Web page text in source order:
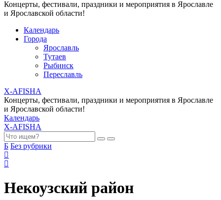
Концерты, фестивали, праздники и мероприятия в Ярославле
и Ярославской области!
Календарь
Города
Ярославль
Тутаев
Рыбинск
Переславль
X-AFISHA
Концерты, фестивали, праздники и мероприятия в Ярославле
и Ярославской области!
Календарь
X-AFISHA
Б Без рубрики
Некоузский район